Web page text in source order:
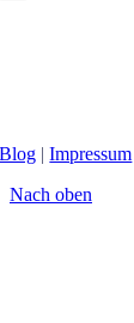
Blog | Impressum
Nach oben